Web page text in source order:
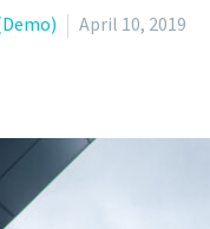
April 10, 2019